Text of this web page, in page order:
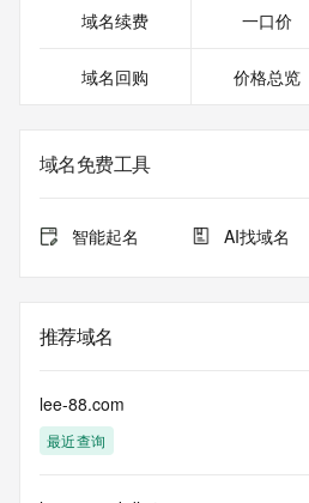
域名续费 一口价
域名回购 价格总览
域名免费工具
智能起名 AI找域名
推荐域名
lee-88.com
最近查询